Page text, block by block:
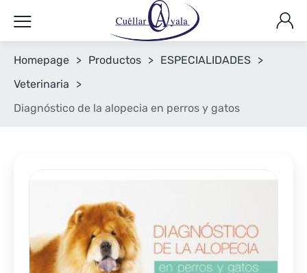
Homepage > Productos > ESPECIALIDADES >
Veterinaria
>
Diagnóstico de la alopecia en perros y gatos